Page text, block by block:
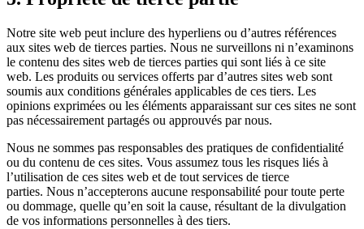
Notre site web peut inclure des hyperliens ou d’autres références
aux sites web de tierces parties. Nous ne surveillons ni n’examinons
le contenu des sites web de tierces parties qui sont liés à ce site
web. Les produits ou services offerts par d’autres sites web sont
soumis aux conditions générales applicables de ces tiers. Les
opinions exprimées ou les éléments apparaissant sur ces sites ne sont
pas nécessairement partagés ou approuvés par nous.
Nous ne sommes pas responsables des pratiques de confidentialité
ou du contenu de ces sites. Vous assumez tous les risques liés à
l’utilisation de ces sites web et de tout services de tierce
parties. Nous n’accepterons aucune responsabilité pour toute perte
ou dommage, quelle qu’en soit la cause, résultant de la divulgation
de vos informations personnelles à des tiers.